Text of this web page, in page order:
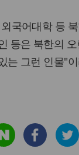
국어대학 등
등은 북한의
는 그런 인물"